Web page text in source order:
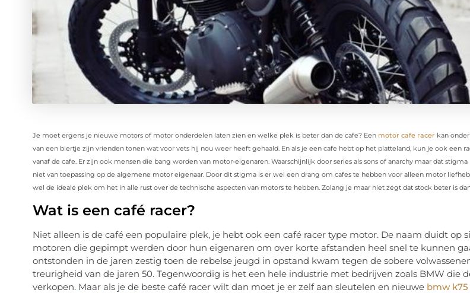
Je moet ergens je nieuwe motors of motor onderdelen laten zien en welke plek is beter dan de cafe? Eenmotor cafe racer kan
van een biertje zijn vrienden tonen wat voor vets hij nou weer heeft gehaald. En als je een cafe hebt op het platteland, kun je ook een
vanaf de cafe. Er zijn ook mensen die bang worden van motor-eigenaren. Waarschijnlijk door series als sons of anarchy maar dat stigma
niet van toepassing op de algemene motor eigenaar. Door dit stigma is er wel een drang om cafes te hebben voor alleen motor
wel de ideale plek om het in alle rust over de technische aspecten van motors te hebben. Zolang je maar niet zegt dat stock beter is
Wat is een café racer?
Niet alleen is de café een populaire plek, je hebt ook een café racer type motor. De naam duidt op
motoren die gepimpt werden door hun eigenaren om over korte afstanden heel snel te kunnen
ontstonden in de jaren zestig toen de rebelse jeugd in opstand kwam tegen de sobere
treurigheid van de jaren 50. Tegenwoordig is het een hele industrie met bedrijven zoals BMW die
verkopen. Maar als je de beste café racer wilt dan moet je er zelf aan sleutelen en nieuwe bmw k75